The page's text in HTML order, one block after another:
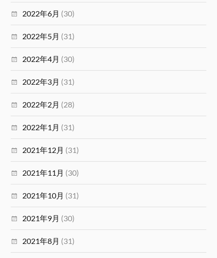
2022年6月 (30)
2022年5月 (31)
2022年4月 (30)
2022年3月 (31)
2022年2月 (28)
2022年1月 (31)
2021年12月 (31)
2021年11月 (30)
2021年10月 (31)
2021年9月 (30)
2021年8月 (31)